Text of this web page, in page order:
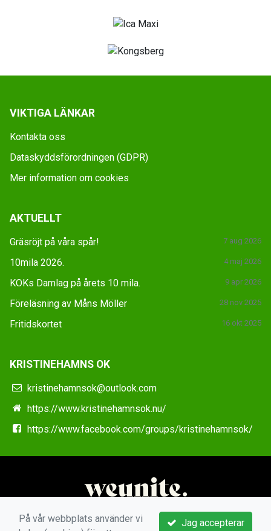
VIKTIGA LÄNKAR
Kontakta oss
Dataskyddsförordningen (GDPR)
Mer information om cookies
AKTUELLT
Gräsröjt på våra spår! 7 aug 2026
10mila 2026. 4 maj 2026
KOKs Damlag på årets 10 mila. 9 apr 2026
Föreläsning av Måns Möller 28 nov 2025
Fritidskortet 16 okt 2025
KRISTINEHAMNS OK
kristinehamnsok@outlook.com
https://www.kristinehamnsok.nu/
https://www.facebook.com/groups/kristinehamnsok/
Jag accepterar
På vår webbplats använder vi